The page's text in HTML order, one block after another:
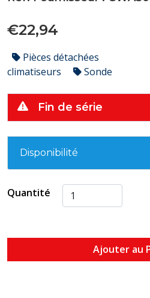
€22,94
Pièces détachées
climatiseurs
Sonde
Fin de série
Disponibilité
Quantité
Ajouter au